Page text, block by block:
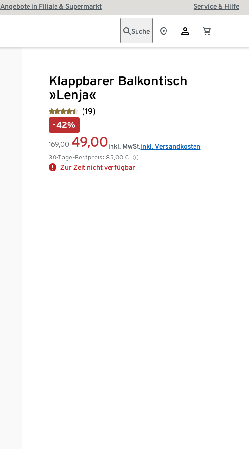
Angebote in Filiale & Supermarkt Service & Hilfe
Suche
Klappbarer Balkontisch
»Lenja«
(19)
-42%
169,00 49,00
30-Tage-Bestpreis: 85,00 €
inkl. MwSt.inkl. Versandkosten
Zur Zeit nicht verfügbar